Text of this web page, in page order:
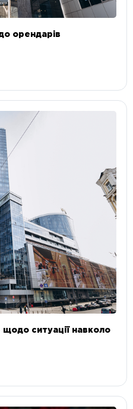
орендарів
щодо ситуації навколо